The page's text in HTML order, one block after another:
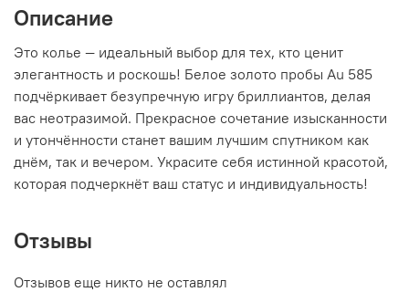
Описание
Это колье — идеальный выбор для тех, кто ценит
элегантность и роскошь! Белое золото пробы Au 585
подчёркивает безупречную игру бриллиантов, делая
вас неотразимой. Прекрасное сочетание изысканности
и утончённости станет вашим лучшим спутником как
днём, так и вечером. Украсите себя истинной красотой,
которая подчеркнёт ваш статус и индивидуальность!
Отзывы
Отзывов еще никто не оставлял